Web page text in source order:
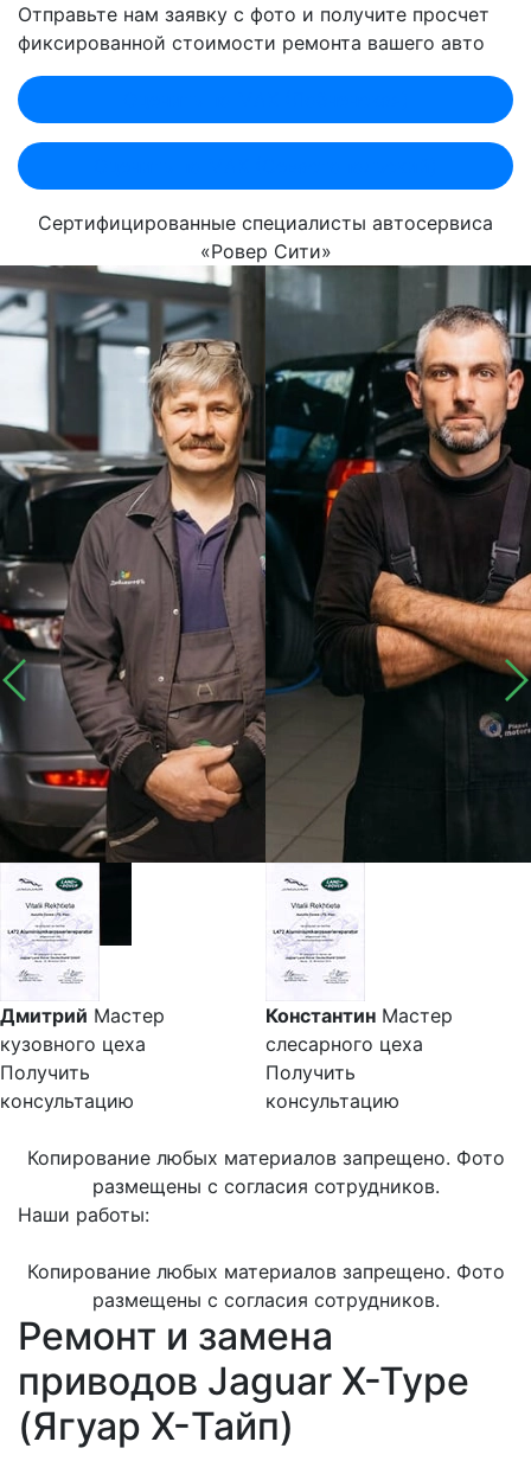
Отправьте нам заявку с фото и получите просчет
фиксированной стоимости ремонта вашего авто
Сертифицированные специалисты автосервиса
«Ровер Сити»
Дмитрий Мастер
кузовного цеха
Получить
консультацию
Константин Мастер
слесарного цеха
Получить
консультацию
Копирование любых материалов запрещено. Фото
размещены с согласия сотрудников.
Наши работы:
Копирование любых материалов запрещено. Фото
размещены с согласия сотрудников.
Ремонт и замена
приводов Jaguar X-Type
(Ягуар X-Тайп)